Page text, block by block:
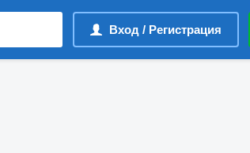
Вход / Регистрация